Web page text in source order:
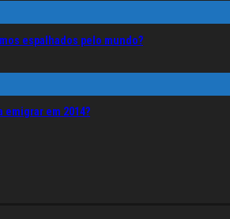
espalhados pelo mundo?
emigrar em 2014?